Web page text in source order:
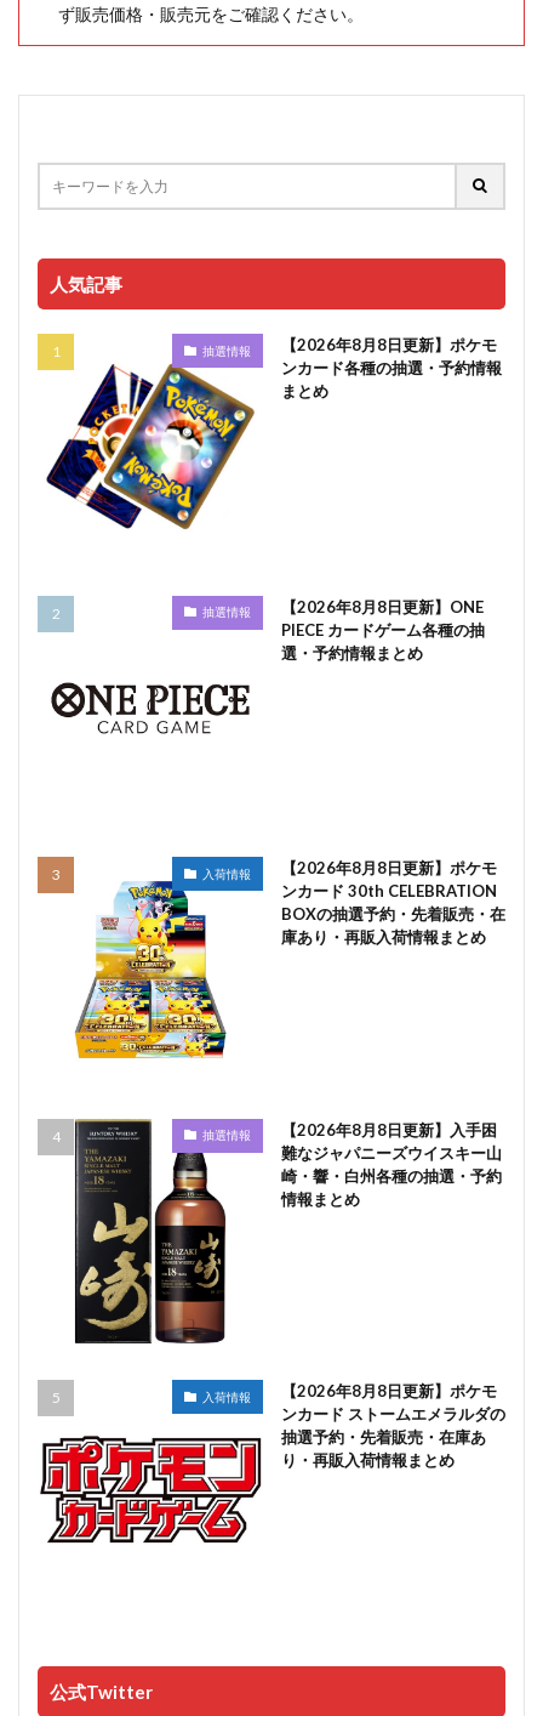
ず販売価格・販売元をご確認ください。
人気記事
抽選情報
【2026年8月8日更新】ポケモ
ンカード各種の抽選・予約情報
まとめ
抽選情報
【2026年8月8日更新】ONE
PIECE カードゲーム各種の抽
選・予約情報まとめ
入荷情報
【2026年8月8日更新】ポケモ
ンカード 30th CELEBRATION
BOXの抽選予約・先着販売・在
庫あり・再販入荷情報まとめ
抽選情報
【2026年8月8日更新】入手困
難なジャパニーズウイスキー山
崎・響・白州各種の抽選・予約
情報まとめ
入荷情報
【2026年8月8日更新】ポケモ
ンカード ストームエメラルダの
抽選予約・先着販売・在庫あ
り・再販入荷情報まとめ
公式Twitter